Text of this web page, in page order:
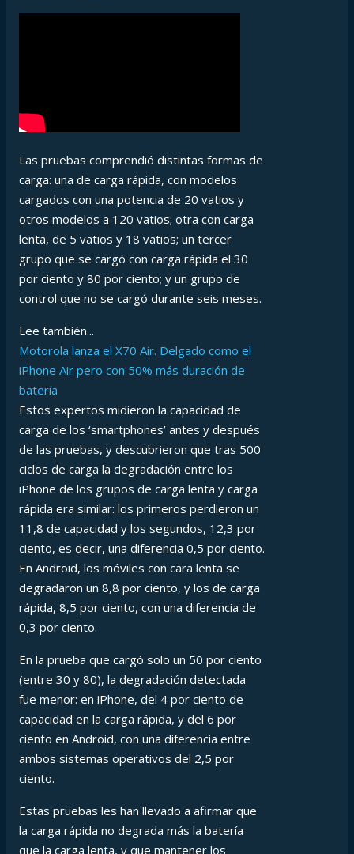
Las pruebas comprendió distintas formas de
carga: una de carga rápida, con modelos
cargados con una potencia de 20 vatios y
otros modelos a 120 vatios; otra con carga
lenta, de 5 vatios y 18 vatios; un tercer
grupo que se cargó con carga rápida el 30
por ciento y 80 por ciento; y un grupo de
control que no se cargó durante seis meses.
Lee también...
Motorola lanza el X70 Air. Delgado como el
iPhone Air pero con 50% más duración de
batería
Estos expertos midieron la capacidad de
carga de los ‘smartphones’ antes y después
de las pruebas, y descubrieron que tras 500
ciclos de carga la degradación entre los
iPhone de los grupos de carga lenta y carga
rápida era similar: los primeros perdieron un
11,8 de capacidad y los segundos, 12,3 por
ciento, es decir, una diferencia 0,5 por ciento.
En Android, los móviles con cara lenta se
degradaron un 8,8 por ciento, y los de carga
rápida, 8,5 por ciento, con una diferencia de
0,3 por ciento.
En la prueba que cargó solo un 50 por ciento
(entre 30 y 80), la degradación detectada
fue menor: en iPhone, del 4 por ciento de
capacidad en la carga rápida, y del 6 por
ciento en Android, con una diferencia entre
ambos sistemas operativos del 2,5 por
ciento.
Estas pruebas les han llevado a afirmar que
la carga rápida no degrada más la batería
que la carga lenta, y que mantener los